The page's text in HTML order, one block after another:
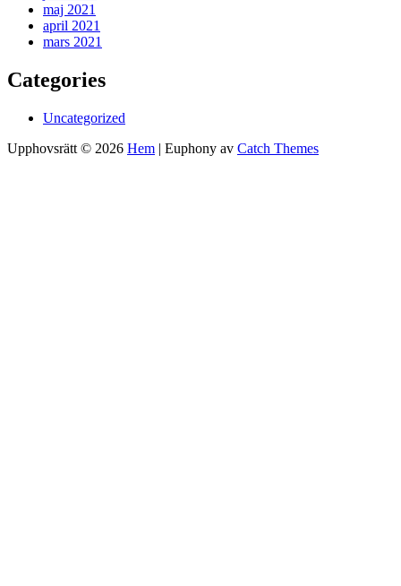
maj 2021
april 2021
mars 2021
Categories
Uncategorized
Upphovsrätt © 2026 Hem | Euphony av Catch Themes